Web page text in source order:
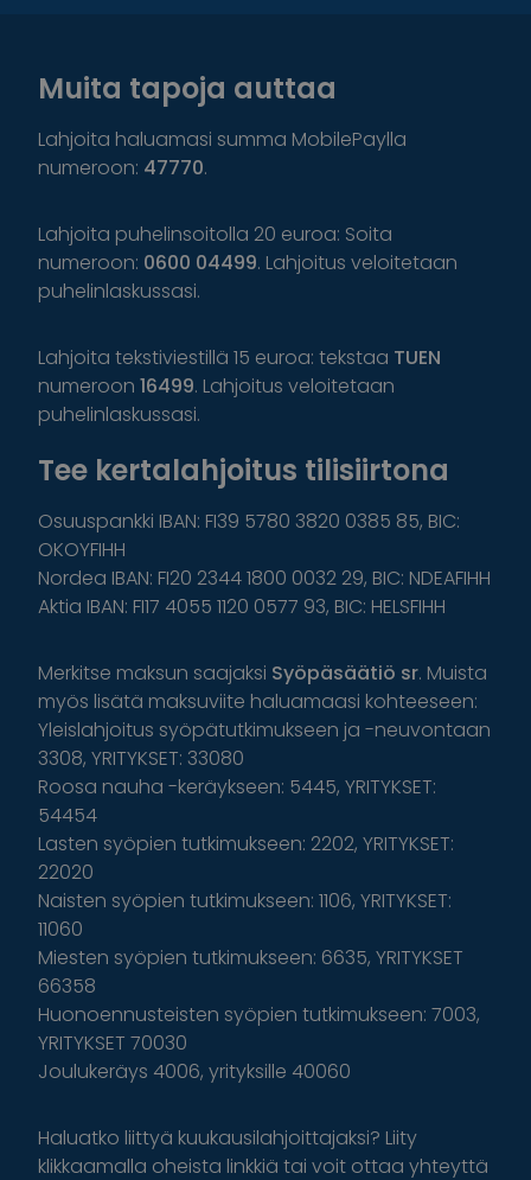
Muita tapoja auttaa
Lahjoita haluamasi summa MobilePaylla
numeroon: 47770.
Lahjoita puhelinsoitolla 20 euroa: Soita
numeroon: 0600 04499. Lahjoitus veloitetaan
puhelinlaskussasi.
Lahjoita tekstiviestillä 15 euroa: tekstaa TUEN
numeroon 16499. Lahjoitus veloitetaan
puhelinlaskussasi.
Tee kertalahjoitus tilisiirtona
Osuuspankki IBAN: FI39 5780 3820 0385 85, BIC:
OKOYFIHH
Nordea IBAN: FI20 2344 1800 0032 29, BIC: NDEAFIHH
Aktia IBAN: FI17 4055 1120 0577 93, BIC: HELSFIHH
Merkitse maksun saajaksi Syöpäsäätiö sr. Muista
myös lisätä maksuviite haluamaasi kohteeseen:
Yleislahjoitus syöpätutkimukseen ja -neuvontaan
3308, YRITYKSET: 33080
Roosa nauha -keräykseen: 5445, YRITYKSET:
54454
Lasten syöpien tutkimukseen: 2202, YRITYKSET:
22020
Naisten syöpien tutkimukseen: 1106, YRITYKSET:
11060
Miesten syöpien tutkimukseen: 6635, YRITYKSET
66358
Huonoennusteisten syöpien tutkimukseen: 7003,
YRITYKSET 70030
Joulukeräys 4006, yrityksille 40060
Haluatko liittyä kuukausilahjoittajaksi? Liity
klikkaamalla oheista linkkiä tai voit ottaa yhteyttä